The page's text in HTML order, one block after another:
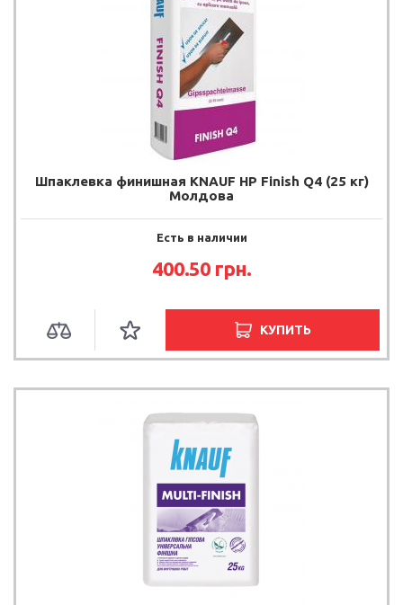
Шпаклевка финишная KNAUF HP Finish Q4 (25 кг)
Молдова
Есть в наличии
400.50 грн.
КУПИТЬ